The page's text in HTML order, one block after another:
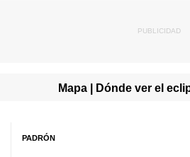
Mapa | Dónde ver el
PADRÓN